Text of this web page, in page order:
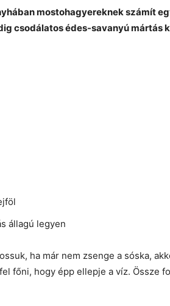
mostohagyereknek számít
csodálatos édes-savanyú mártás
állagú legyen
ha már nem zsenge a sóska,
főni, hogy épp ellepje a víz. Össze